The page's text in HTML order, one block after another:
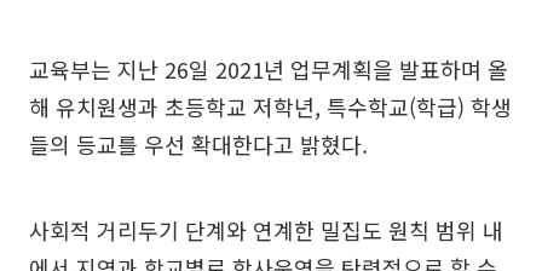
교육부는 지난 26일 2021년 업무계획을 발표하며 올
해 유치원생과 초등학교 저학년, 특수학교(학급) 학생
들의 등교를 우선 확대한다고 밝혔다.
사회적 거리두기 단계와 연계한 밀집도 원칙 범위 내